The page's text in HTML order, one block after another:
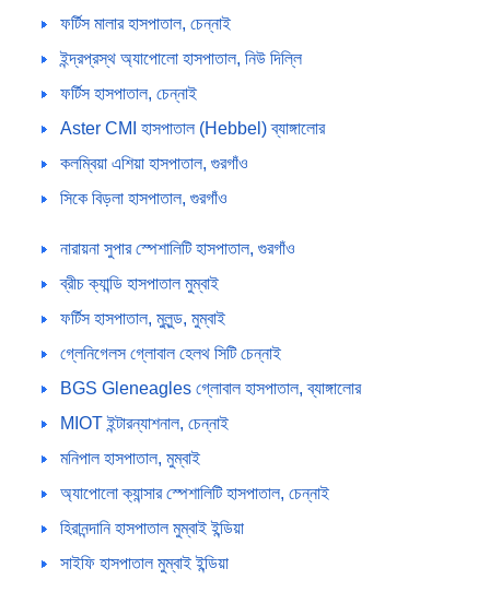
ফর্টিস মালার হাসপাতাল, চেন্নাই
ইন্দ্রপ্রস্থ অ্যাপোলো হাসপাতাল, নিউ দিল্লি
ফর্টিস হাসপাতাল, চেন্নাই
Aster CMI হাসপাতাল (Hebbel) ব্যাঙ্গালোর
কলম্বিয়া এশিয়া হাসপাতাল, গুরগাঁও
সিকে বিড়লা হাসপাতাল, গুরগাঁও
নারায়না সুপার স্পেশালিটি হাসপাতাল, গুরগাঁও
ব্রীচ ক্যান্ডি হাসপাতাল মুম্বাই
ফর্টিস হাসপাতাল, মুলুন্ড, মুম্বাই
গ্লেনিগেলস গ্লোবাল হেলথ সিটি চেন্নাই
BGS Gleneagles গ্লোবাল হাসপাতাল, ব্যাঙ্গালোর
MIOT ইন্টারন্যাশনাল, চেন্নাই
মনিপাল হাসপাতাল, মুম্বাই
অ্যাপোলো ক্যান্সার স্পেশালিটি হাসপাতাল, চেন্নাই
হিরানন্দানি হাসপাতাল মুম্বাই ইন্ডিয়া
সাইফি হাসপাতাল মুম্বাই ইন্ডিয়া